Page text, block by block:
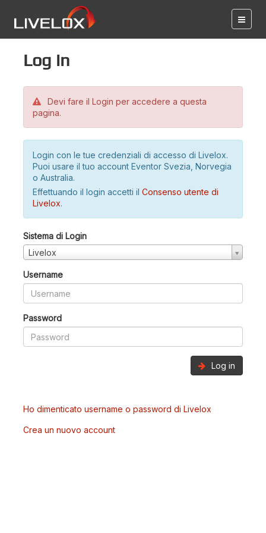
Log in
Devi fare il Login per accedere a questa
pagina.
Login con le tue credenziali di accesso di Livelox.
Puoi usare il tuo account Eventor Svezia, Norvegia
o Australia.
Effettuando il login accetti il Consenso utente di
Livelox.
Sistema di Login
Livelox
Username
Password
Log in
Ho dimenticato username o password di Livelox
Crea un nuovo account